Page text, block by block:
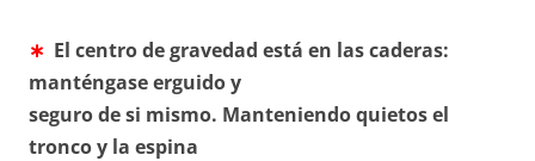
∗ El centro de gravedad está en las caderas:
manténgase erguido y
seguro de si mismo. Manteniendo quietos el
tronco y la espina